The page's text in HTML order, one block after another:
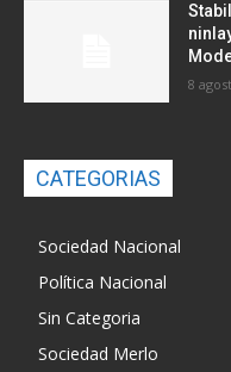
8
CATEGORIAS
Sociedad Nacional
Política Nacional
Sin Categoria
Sociedad Merlo